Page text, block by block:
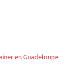
en Guadeloupe